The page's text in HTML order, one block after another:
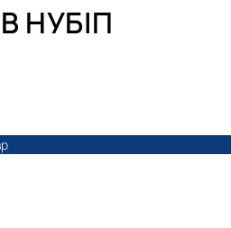
НУБІП